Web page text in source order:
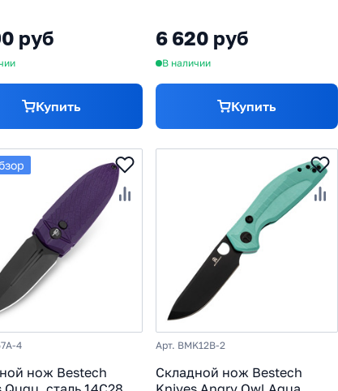
руб
Купить
6 620 руб
В наличии
Купить
4
нож Bestech
Арт. BMK12B-2
Складной нож Bestech